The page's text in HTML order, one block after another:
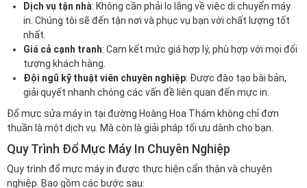
Dịch vụ tận nhà: Không cần phải lo lắng về việc di chuyển máy
in. Chúng tôi sẽ đến tận nơi và phục vụ bạn với chất lượng tốt
nhất.
Giá cả cạnh tranh: Cam kết mức giá hợp lý, phù hợp với mọi đối
tượng khách hàng.
Đội ngũ kỹ thuật viên chuyên nghiệp: Được đào tạo bài bản,
giải quyết nhanh chóng các vấn đề liên quan đến mực in.
Đổ mực sửa máy in tại đường Hoàng Hoa Thám không chỉ đơn
thuần là một dịch vụ. Mà còn là giải pháp tối ưu dành cho bạn.
Quy Trình Đổ Mực Máy In Chuyên Nghiệp
Quy trình đổ mực máy in được thực hiện cẩn thận và chuyên
nghiệp. Bao gồm các bước sau: